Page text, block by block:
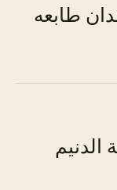
طابعه
الدنيم